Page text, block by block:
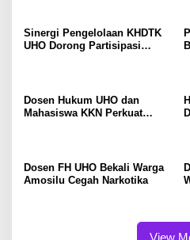
Sinergi Pengelolaan KHDTK
UHO Dorong Partisipasi
Dosen Hukum UHO dan
Mahasiswa KKN Perkuat
Dosen FH UHO Bekali Warga
Amosilu Cegah Narkotika
View